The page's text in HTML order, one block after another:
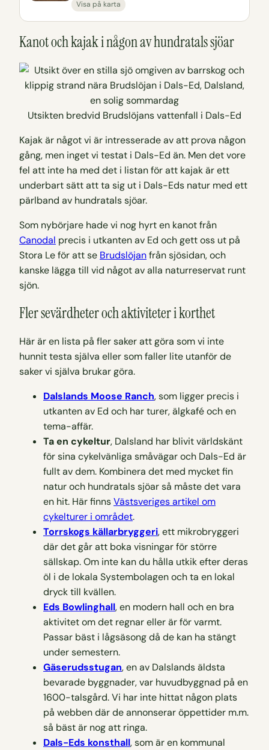
Visa på karta
Kanot och kajak i någon av hundratals sjöar
Utsikten bredvid Brudslöjans vattenfall i Dals-Ed
Kajak är något vi är intresserade av att prova någon
gång, men inget vi testat i Dals-Ed än. Men det vore
fel att inte ha med det i listan för att kajak är ett
underbart sätt att ta sig ut i Dals-Eds natur med ett
pärlband av hundratals sjöar.
Som nybörjare hade vi nog hyrt en kanot från
Canodal precis i utkanten av Ed och gett oss ut på
Stora Le för att se Brudslöjanfrån sjösidan, och
kanske lägga till vid något av alla naturreservat runt
sjön.
Fler sevärdheter och aktiviteter i korthet
Här är en lista på fler saker att göra som vi inte
hunnit testa själva eller som faller lite utanför de
saker vi själva brukar göra.
Dalslands Moose Ranch, som ligger precis i
utkanten av Ed och har turer, älgkafé och en
tema-affär.
Ta en cykeltur, Dalsland har blivit världskänt
för sina cykelvänliga småvägar och Dals-Ed är
fullt av dem. Kombinera det med mycket fin
natur och hundratals sjöar så måste det vara
en hit. Här finnsVästsveriges artikel om
cykelturer i området.
Torrskogs källarbryggeri, ett mikrobryggeri
där det går att boka visningar för större
sällskap. Om inte kan du hålla utkik efter deras
öl i de lokala Systembolagen och ta en lokal
dryck till kvällen.
Eds Bowlinghall, en modern hall och en bra
aktivitet om det regnar eller är för varmt.
Passar bäst i lågsäsong då de kan ha stängt
under semestern.
Gäserudsstugan, en av Dalslands äldsta
bevarade byggnader, var huvudbyggnad på en
1600-talsgård. Vi har inte hittat någon plats
på webben där de annonserar öppettider m.m.
så bäst är nog att ringa.
Dals-Eds konsthall, som är en kommunal